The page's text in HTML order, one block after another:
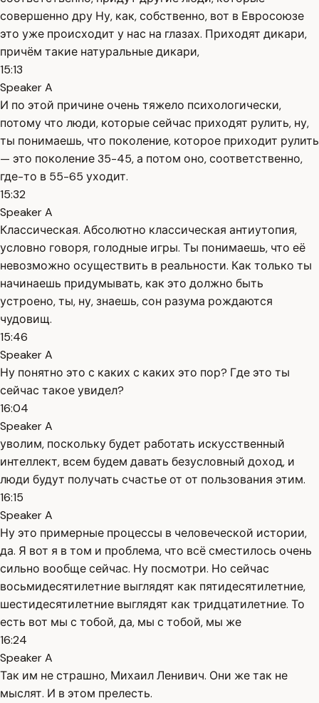
совершенно дру Ну, как, собственно, вот в Евросоюзе
это уже происходит у нас на глазах. Приходят дикари,
причём такие натуральные дикари,
15:13
Speaker A
И по этой причине очень тяжело психологически,
потому что люди, которые сейчас приходят рулить, ну,
ты понимаешь, что поколение, которое приходит рулить
— это поколение 35-45, а потом оно, соответственно,
где-то в 55-65 уходит.
15:32
Speaker A
Классическая. Абсолютно классическая антиутопия,
условно говоря, голодные игры. Ты понимаешь, что её
невозможно осуществить в реальности. Как только ты
начинаешь придумывать, как это должно быть
устроено, ты, ну, знаешь, сон разума рождаются
чудовищ.
15:46
Speaker A
Ну понятно это с каких с каких это пор? Где это ты
сейчас такое увидел?
16:04
Speaker A
уволим, поскольку будет работать искусственный
интеллект, всем будем давать безусловный доход, и
люди будут получать счастье от от пользования этим.
16:15
Speaker A
Ну это примерные процессы в человеческой истории,
да. Я вот я в том и проблема, что всё сместилось очень
сильно вообще сейчас. Ну посмотри. Но сейчас
восьмидесятилетние выглядят как пятидесятилетние,
шестидесятилетние выглядят как тридцатилетние. То
есть вот мы с тобой, да, мы с тобой, мы же
16:24
Speaker A
Так им не страшно, Михаил Ленивич. Они же так не
мыслят. И в этом прелесть.